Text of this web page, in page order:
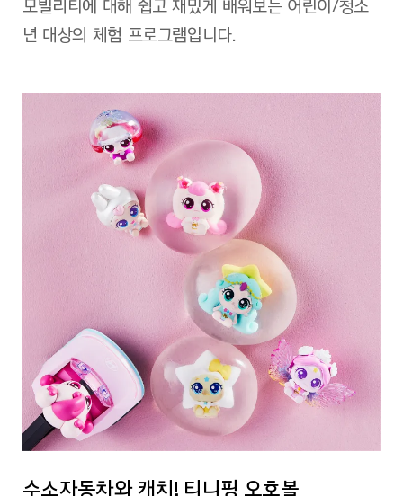
모빌리티에 대해 쉽고 재밌게 배워보는 어린이/청소
년 대상의 체험 프로그램입니다.
수소자동차와 캐치! 티니핑 오호볼